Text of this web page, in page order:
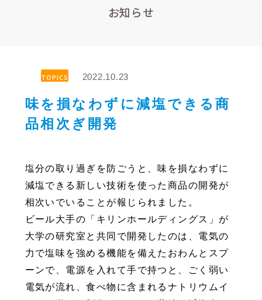
お知らせ
TOPICS 2022.10.23
味を損なわずに減塩できる商
品相次ぎ開発
塩分の取り過ぎを防ごうと、味を損なわずに
減塩できる新しい技術を使った商品の開発が
相次いでいることが報じられました。
ビール大手の「キリンホールディングス」が
大学の研究室と共同で開発したのは、電気の
力で塩味を強める機能を備えたおわんとスプ
ーンで、電源を入れて手で持つと、ごく弱い
電気が流れ、食べ物に含まれるナトリウムイ